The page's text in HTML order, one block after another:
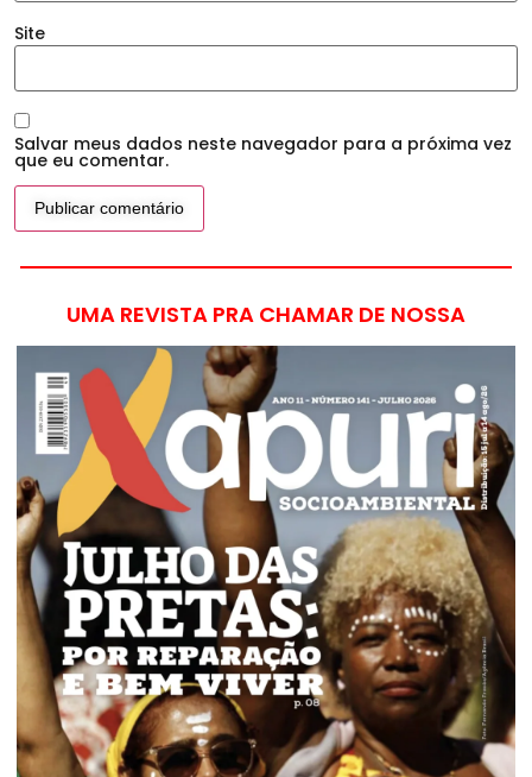
Site
Salvar meus dados neste navegador para a próxima vez
que eu comentar.
UMA REVISTA PRA CHAMAR DE NOSSA